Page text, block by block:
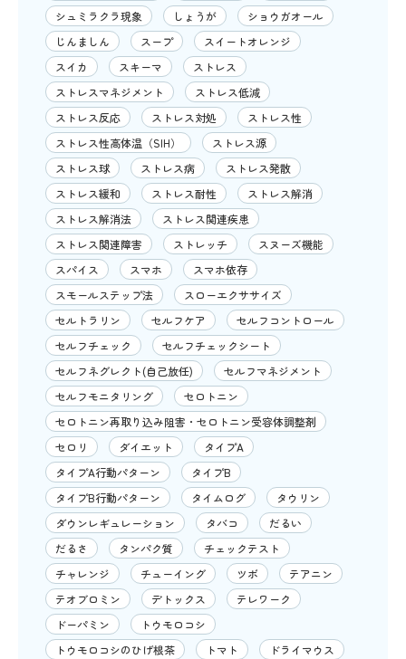
シュミラクラ現象
しょうが
ショウガオール
じんましん
スープ
スイートオレンジ
スイカ
スキーマ
ストレス
ストレスマネジメント
ストレス低減
ストレス反応
ストレス対処
ストレス性
ストレス性高体温（SIH）
ストレス源
ストレス球
ストレス病
ストレス発散
ストレス緩和
ストレス耐性
ストレス解消
ストレス解消法
ストレス関連疾患
ストレス関連障害
ストレッチ
スヌーズ機能
スパイス
スマホ
スマホ依存
スモールステップ法
スローエクササイズ
セルトラリン
セルフケア
セルフコントロール
セルフチェック
セルフチェックシート
セルフネグレクト(自己放任)
セルフマネジメント
セルフモニタリング
セロトニン
セロトニン再取り込み阻害・セロトニン受容体調整剤
セロリ
ダイエット
タイプA
タイプA行動パターン
タイプB
タイプB行動パターン
タイムログ
タウリン
ダウンレギュレーション
タバコ
だるい
だるさ
タンパク質
チェックテスト
チャレンジ
チューイング ツボ
テアニン
テオブロミン
デトックス
テレワーク
ドーパミン
トウモロコシ
トウモロコシのひげ根茶
トマト
ドライマウス